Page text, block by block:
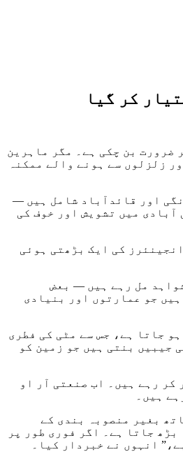
کر گیا
ضرورت بن چکی ہے۔ مگر ماہرین
زلزلوں سے ہونے والے ممکنہ
اور قائدآباد شامل ہیں —
ان کی بار بار آمد نے مقامی آبادی میں تشویش اور خوف کی
کی ایک بڑھتی ہوئی
مل رہے ہیں — بعض
حقیقی تبدیلیاں ہیں جو عمارتوں اور بنیادی
جاتا ہے، جس سے مٹی کی فطری
جیبیں بنتی ہیں جو زمین کو
رہے ہیں۔ اب صنعتی آر او
ہیں۔
بغیر منصوبہ بندی کے
جاتا ہے۔ اگر فوری طور پر
انہوں نے خبردار کیا۔